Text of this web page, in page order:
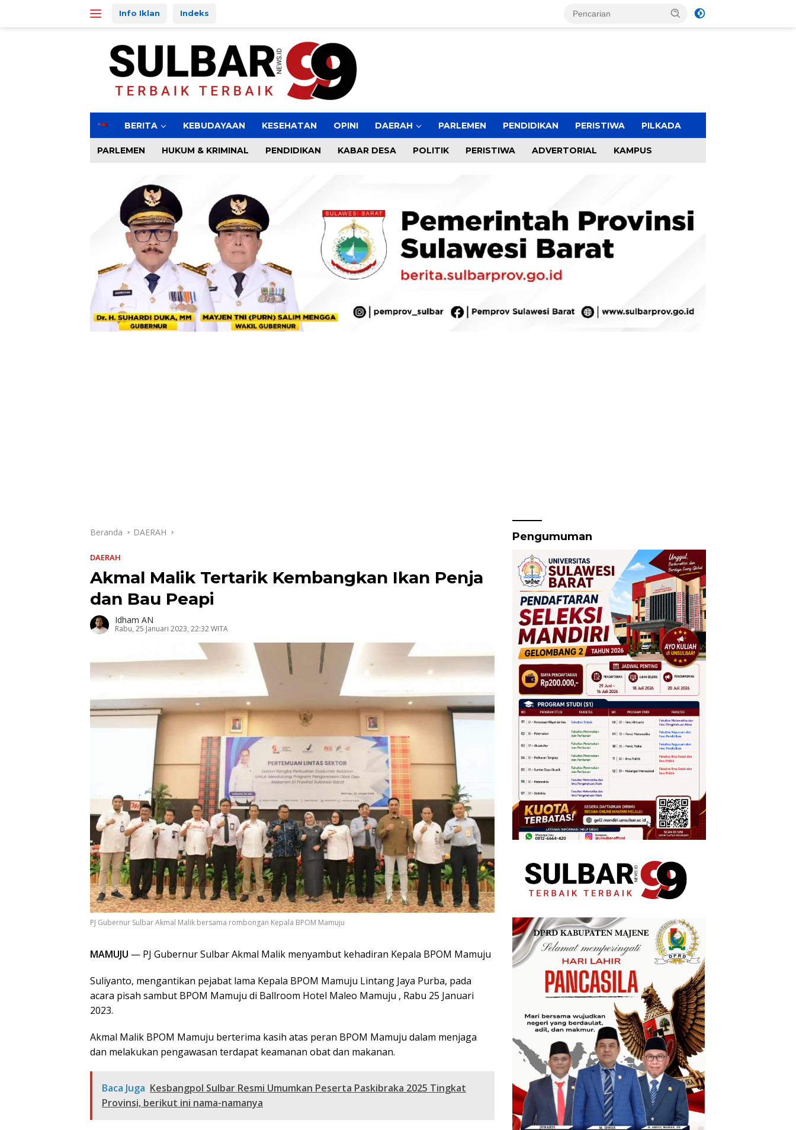
Info Iklan Indeks
H
m
e
BERITA KEBUDAYAAN KESEHATAN OPINI DAERAH PARLEMEN PENDIDIKAN PERISTIWA PILKADA
PARLEMEN HUKUM & KRIMINAL PENDIDIKAN KABAR DESA POLITIK PERISTIWA ADVERTORIAL KAMPUS
Beranda DAERAH
DAERAH
Akmal Malik Tertarik Kembangkan Ikan Penja
dan Bau Peapi
Idham AN
Rabu, 25 Januari 2023, 22:32 WITA
PJ Gubernur Sulbar Akmal Malik bersama rombongan Kepala BPOM Mamuju
MAMUJU — PJ Gubernur Sulbar Akmal Malik menyambut kehadiran Kepala BPOM Mamuju
Suliyanto, mengantikan pejabat lama Kepala BPOM Mamuju Lintang Jaya Purba, pada
acara pisah sambut BPOM Mamuju di Ballroom Hotel Maleo Mamuju , Rabu 25 Januari
2023.
Akmal Malik BPOM Mamuju berterima kasih atas peran BPOM Mamuju dalam menjaga
dan melakukan pengawasan terdapat keamanan obat dan makanan.
Baca Juga Kesbangpol Sulbar Resmi Umumkan Peserta Paskibraka 2025 Tingkat
Provinsi, berikut ini nama-namanya
Pengumuman